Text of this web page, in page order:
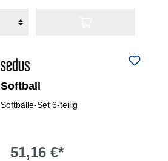
Softball
Softbälle-Set 6-teilig
51,16 €*